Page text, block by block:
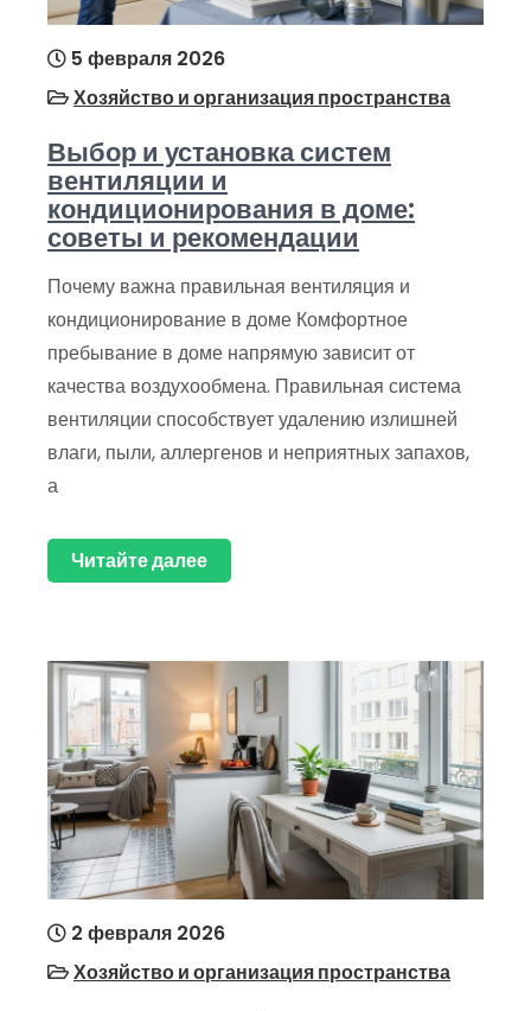
5 февраля 2026
Хозяйство и организация пространства
Выбор и установка систем
вентиляции и
кондиционирования в доме:
советы и рекомендации
Почему важна правильная вентиляция и
кондиционирование в доме Комфортное
пребывание в доме напрямую зависит от
качества воздухообмена. Правильная система
вентиляции способствует удалению излишней
влаги, пыли, аллергенов и неприятных запахов,
а
Читайте далее
2 февраля 2026
Хозяйство и организация пространства